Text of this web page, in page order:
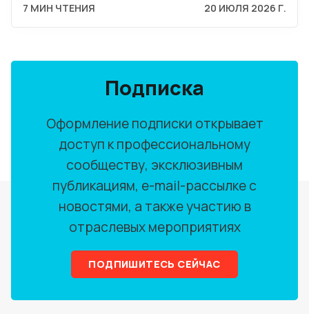
7 МИН ЧТЕНИЯ 20 ИЮЛЯ 2026 Г.
Подписка
Оформление подписки открывает
доступ к профессиональному
сообществу, эксклюзивным
публикациям, e-mail-рассылке с
новостями, а также участию в
отраслевых мероприятиях
ПОДПИШИТЕСЬ СЕЙЧАС